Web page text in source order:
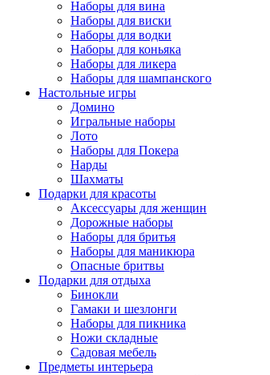
Наборы для вина
Наборы для виски
Наборы для водки
Наборы для коньяка
Наборы для ликера
Наборы для шампанского
Настольные игры
Домино
Игральные наборы
Лото
Наборы для Покера
Нарды
Шахматы
Подарки для красоты
Аксессуары для женщин
Дорожные наборы
Наборы для бритья
Наборы для маникюра
Опасные бритвы
Подарки для отдыха
Бинокли
Гамаки и шезлонги
Наборы для пикника
Ножи складные
Садовая мебель
Предметы интерьера